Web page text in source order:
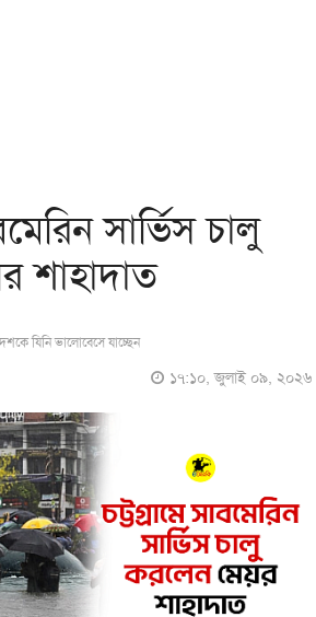
সার্ভিস চালু
শাহাদাত
যিনি ভালোবেসে যাচ্ছেন
১৭:১০, জুলাই ০৯, ২০২৬